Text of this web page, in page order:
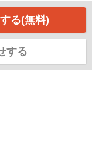
る(無料)
する